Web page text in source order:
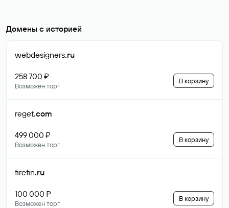
Домены с историей
webdesigners.ru
258 700 ₽
Возможен торг
В корзину
reget.com
499 000 ₽
Возможен торг
В корзину
firefin.ru
100 000 ₽
Возможен торг
В корзину